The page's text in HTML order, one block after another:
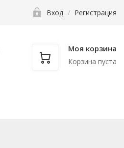
Вход / Регистрация
Моя корзина
Корзина пуста